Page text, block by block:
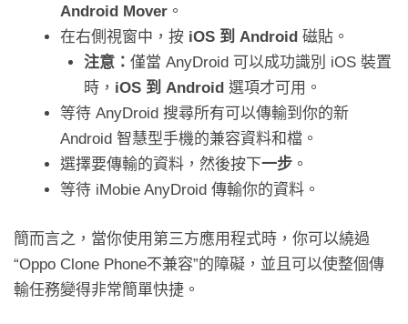
Android Mover 。
在右側視窗中，按 iOS 到 Android 磁貼。
注意： 僅當 AnyDroid 可以成功識別 iOS 裝置
時， iOS 到 Android 選項才可用。
等待 AnyDroid 搜尋所有可以傳輸到你的新
Android 智慧型手機的兼容資料和檔。
選擇要傳輸的資料，然後按下一步 。
等待 iMobie AnyDroid 傳輸你的資料。
簡而言之，當你使用第三方應用程式時，你可以繞過
“Oppo Clone Phone不兼容”的障礙，並且可以使整個傳
輸任務變得非常簡單快捷。